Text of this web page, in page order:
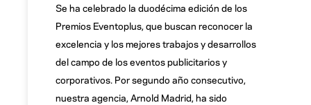
Se ha celebrado la duodécima edición de los
Premios Eventoplus, que buscan reconocer la
excelencia y los mejores trabajos y desarrollos
del campo de los eventos publicitarios y
corporativos. Por segundo año consecutivo,
nuestra agencia, Arnold Madrid, ha sido